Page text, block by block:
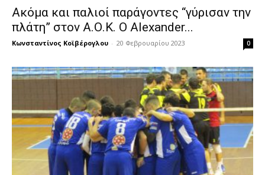
Ακόμα και παλιοί παράγοντες “γύρισαν την
πλάτη” στον Α.Ο.Κ. Ο Alexander...
Κωνσταντίνος Κοϊβέρογλου - 20 Φεβρουαρίου 2023 0